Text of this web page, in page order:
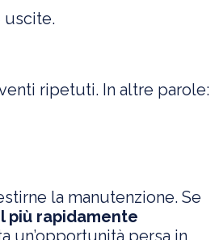
uscite.
ripetuti. In altre parole:
la manutenzione. Se
più rapidamente
un’opportunità persa in